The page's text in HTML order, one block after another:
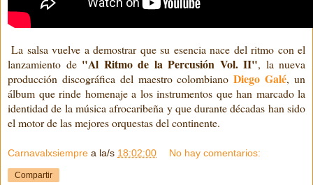
La salsa vuelve a demostrar que su esencia nace del ritmo con el
lanzamiento de "Al Ritmo de la Percusión Vol. II", la nueva
producción discográfica del maestro colombiano Diego Galé, un
álbum que rinde homenaje a los instrumentos que han marcado la
identidad de la música afrocaribeña y que durante décadas han sido
el motor de las mejores orquestas del continente.
Carnavalxsiempre a la/s 18:02:00 No hay comentarios:
Compartir